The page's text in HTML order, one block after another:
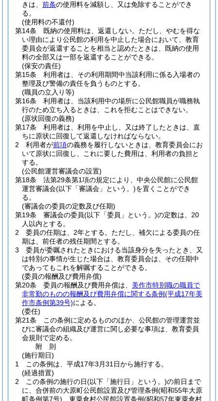
きは、 前条の使用料を減額し、又は免除することができ
る。
(使用料の不還付)
第14条
既納の使用料は、返還しない。 ただし、やむを得な
い理由により公民館の利用を中止した場合において、教育
委員会が返還することを相当と認めたときは、既納の使用
料の全部又は一部を返還することができる。
(保安の責任)
第15条
利用者は、その利用期間中当該利用に係る入場者の
整理及び警備の責任を負うものとする。
(職員の立入り等)
第16条
利用者は、当該利用中の場所に公民館職員が職務執
行のため立ち入るときは、これを拒むことはできない。
(原状回復の義務)
第17条
利用者は、利用を中止し、又は終了したときは、直
ちに原状に回復して返還しなければならない。
2
利用者が前項の義務を履行しないときは、教育委員会にお
いて原状に回復し、これに要した費用は、利用者の負担と
する。
(公民館運営審議会の設置)
第18条
法第29条第1項の規定により、中央公民館に公民館
運営審議会(以下「審議会」という。)を置くことができ
る。
(審議会の委員の定数及び任期)
第19条
審議会の委員(以下「委員」という。)の定数は、20
人以内とする。
2
委員の任期は、2年とする。 ただし、補欠による委員の任
期は、前任者の残任期間とする。
3
委員が委嘱されたときにおける当該身分を失ったとき、又
は特別の事情が生じた場合は、教育委員会は、その任期中
であってもこれを解嘱することができる。
(委員の報酬及び費用弁償)
第20条
委員の報酬及び費用弁償は、 美作市特別職の職員で
非常勤のものの報酬及び費用弁償に関する条例(平成17年美
作市条例第39号)による。
(委任)
第21条
この条例に定めるもののほか、公民館の管理運営並
びに審議会の組織及び運営に関し必要な事項は、教育委員
会規則で定める。
附 則
(施行期日)
1
この条例は、平成17年3月31日から施行する。
(経過措置)
2
この条例の施行の日(以下「施行日」という。)の前日まで
に、合併前の大原町公民館設置及び管理条例(昭和55年大原
町条例第7号) 、東粟倉村公民館設置条例(昭和57年東粟倉村